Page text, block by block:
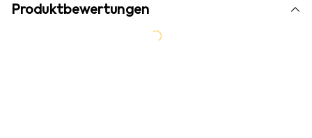
Produktbewertungen